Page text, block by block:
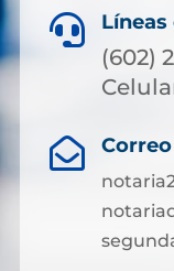

(602)
